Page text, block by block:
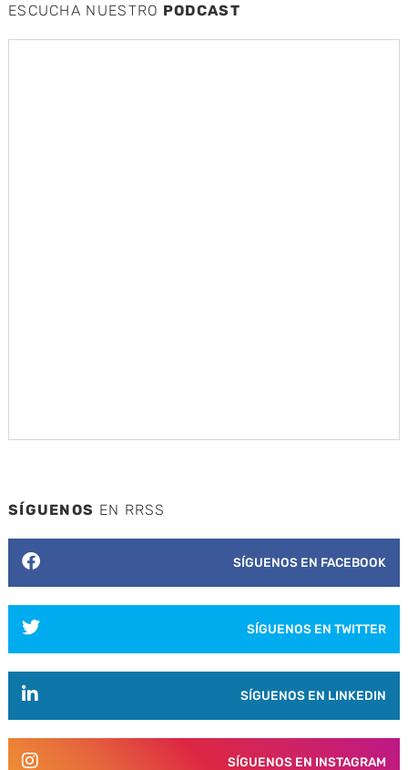
ESCUCHA NUESTRO PODCAST
SÍGUENOS EN RRSS
SÍGUENOS EN FACEBOOK
SÍGUENOS EN TWITTER
SÍGUENOS EN LINKEDIN
SÍGUENOS EN INSTAGRAM